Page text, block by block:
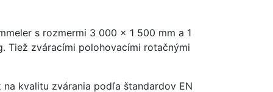
s rozmermi 3 000 x 1 500 mm a 1
Tiež zváracími polohovacími rotačnými
kvalitu zvárania podľa štandardov EN